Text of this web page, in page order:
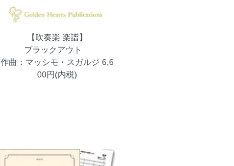
【吹奏楽 楽譜】
ブラックアウト
作曲：マッシモ・スガルジ 6,6
00円(内税)